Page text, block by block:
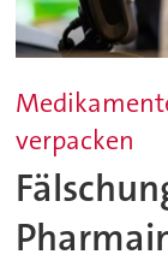
verpacken